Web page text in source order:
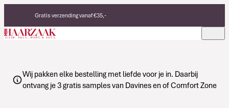
Gratis verzending vanaf €35,-
Eerlijke, duurzame producten
Made in Italy
Wij pakken elke bestelling met liefde voor je in. Daarbij
ontvang je 3 gratis samples van Davines en of Comfort Zone